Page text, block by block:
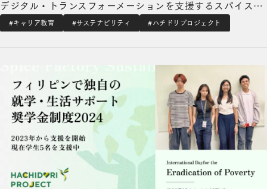
デジタル・トランスフォーメーションを⽀援するスパイスフ
ァクトリー株式会社（本社：東京都港区、代表取締役
ており、2024年も企業訪問の受け入れ活…
#キャリア教育 #サステナビリティ #ハチドリプロジェクト